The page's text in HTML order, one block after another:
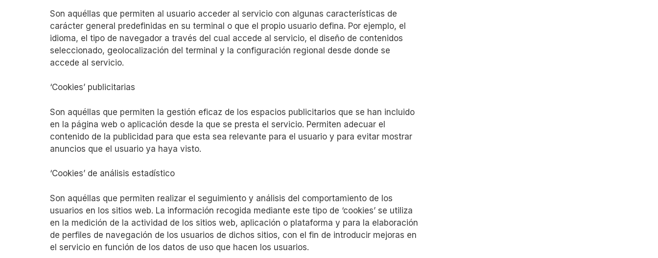
Son aquéllas que permiten al usuario acceder al servicio con algunas características de
carácter general predefinidas en su terminal o que el propio usuario defina. Por ejemplo, el
idioma, el tipo de navegador a través del cual accede al servicio, el diseño de contenidos
seleccionado, geolocalización del terminal y la configuración regional desde donde se
accede al servicio.
‘Cookies’ publicitarias
Son aquéllas que permiten la gestión eficaz de los espacios publicitarios que se han incluido
en la página web o aplicación desde la que se presta el servicio. Permiten adecuar el
contenido de la publicidad para que esta sea relevante para el usuario y para evitar mostrar
anuncios que el usuario ya haya visto.
‘Cookies’ de análisis estadístico
Son aquéllas que permiten realizar el seguimiento y análisis del comportamiento de los
usuarios en los sitios web. La información recogida mediante este tipo de ‘cookies’ se utiliza
en la medición de la actividad de los sitios web, aplicación o plataforma y para la elaboración
de perfiles de navegación de los usuarios de dichos sitios, con el fin de introducir mejoras en
el servicio en función de los datos de uso que hacen los usuarios.